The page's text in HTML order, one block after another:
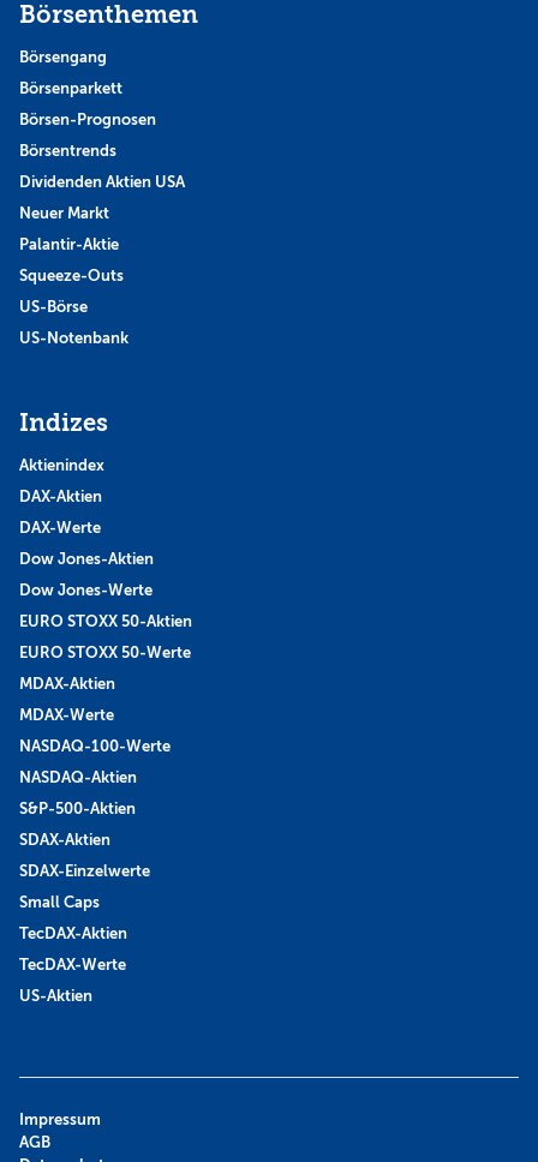
Börsenthemen
Börsengang
Börsenparkett
Börsen-Prognosen
Börsentrends
Dividenden Aktien USA
Neuer Markt
Palantir-Aktie
Squeeze-Outs
US-Börse
US-Notenbank
Indizes
Aktienindex
DAX-Aktien
DAX-Werte
Dow Jones-Aktien
Dow Jones-Werte
EURO STOXX 50-Aktien
EURO STOXX 50-Werte
MDAX-Aktien
MDAX-Werte
NASDAQ-100-Werte
NASDAQ-Aktien
S&P-500-Aktien
SDAX-Aktien
SDAX-Einzelwerte
Small Caps
TecDAX-Aktien
TecDAX-Werte
US-Aktien
Impressum
AGB